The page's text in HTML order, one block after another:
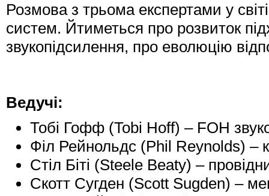
Розмова з трьома експертами у
систем. Йтиметься про розвиток
звукопідсилення, про еволюцію
Ведучі:
Тобі Гофф (Tobi Hoff) – FOH
Філ Рейнольдс (Phil Reynolds) –
Стіл Біті (Steele Beaty) –
Скотт Сугден (Scott Sugden) –